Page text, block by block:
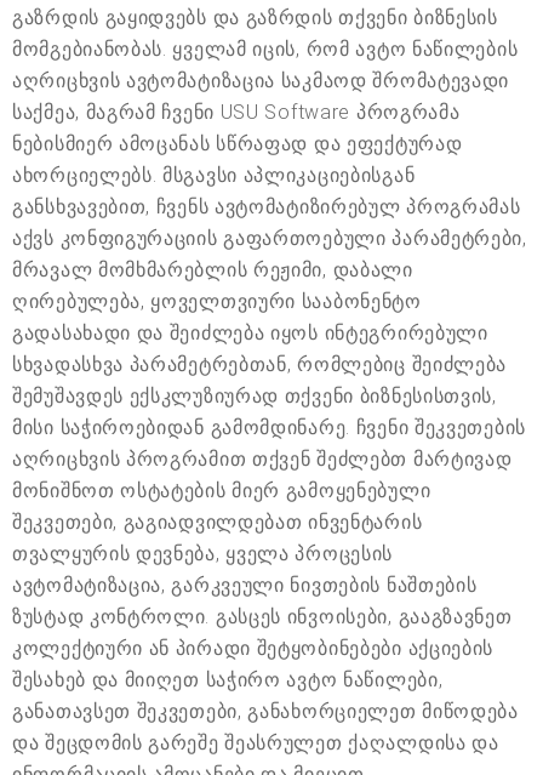
გაზრდის გაყიდვებს და გაზრდის თქვენი ბიზნესის
მომგებიანობას. ყველამ იცის, რომ ავტო ნაწილების
აღრიცხვის ავტომატიზაცია საკმაოდ შრომატევადი
საქმეა, მაგრამ ჩვენი USU Software პროგრამა
ნებისმიერ ამოცანას სწრაფად და ეფექტურად
ახორციელებს. მსგავსი აპლიკაციებისგან
განსხვავებით, ჩვენს ავტომატიზირებულ პროგრამას
აქვს კონფიგურაციის გაფართოებული პარამეტრები,
მრავალ მომხმარებლის რეჟიმი, დაბალი
ღირებულება, ყოველთვიური სააბონენტო
გადასახადი და შეიძლება იყოს ინტეგრირებული
სხვადასხვა პარამეტრებთან, რომლებიც შეიძლება
შემუშავდეს ექსკლუზიურად თქვენი ბიზნესისთვის,
მისი საჭიროებიდან გამომდინარე. ჩვენი შეკვეთების
აღრიცხვის პროგრამით თქვენ შეძლებთ მარტივად
მონიშნოთ ოსტატების მიერ გამოყენებული
შეკვეთები, გაგიადვილდებათ ინვენტარის
თვალყურის დევნება, ყველა პროცესის
ავტომატიზაცია, გარკვეული ნივთების ნაშთების
ზუსტად კონტროლი. გასცეს ინვოისები, გააგზავნეთ
კოლექტიური ან პირადი შეტყობინებები აქციების
შესახებ და მიიღეთ საჭირო ავტო ნაწილები,
განათავსეთ შეკვეთები, განახორციელეთ მიწოდება
და შეცდომის გარეშე შეასრულეთ ქაღალდისა და